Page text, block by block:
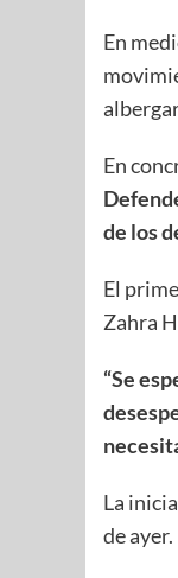
En
En
de los
El
Zahra
“Se
La
de ayer.